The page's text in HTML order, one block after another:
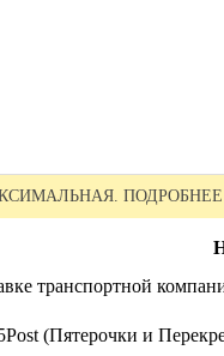
транспортной
(Пятерочки и